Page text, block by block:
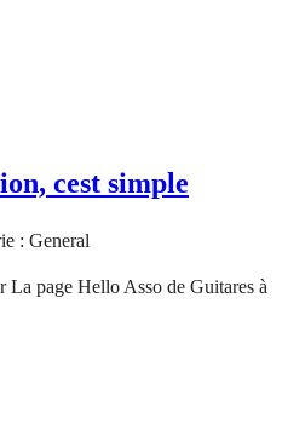
cest simple
: General
page Hello Asso de Guitares à